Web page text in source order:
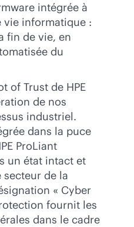
intégrée à
vie informatique :
fin de vie, en
du
of Trust de HPE
de nos
industriel.
dans la puce
ProLiant
un état intact et
secteur de la
« Cyber
fournit les
dans le cadre